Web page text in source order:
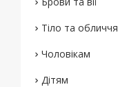
Тіло та обличчя
Чоловікам
Дітям